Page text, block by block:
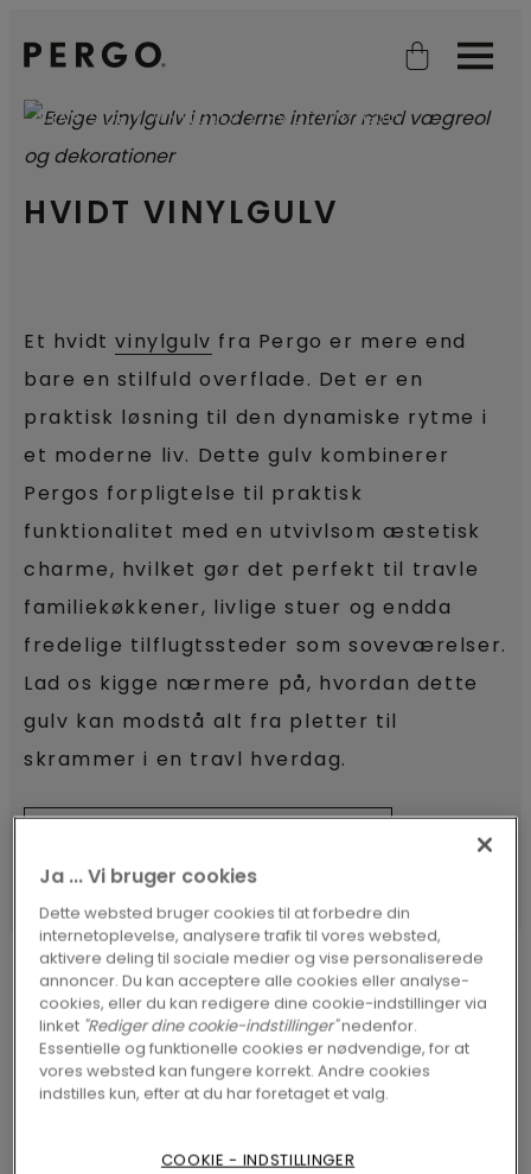
Open searchOpen
HVIDT VINYLGULV
STARTSIDE VINYLGULV HVIDT VINYLGULV
Et hvidtvinylgulv fra Pergo er mere end
bare en stilfuld overflade. Det er en
praktisk løsning til den dynamiske rytme i
et moderne liv. Dette gulv kombinerer
Pergos forpligtelse til praktisk
funktionalitet med en utvivlsom æstetisk
charme, hvilket gør det perfekt til travle
familiekøkkener, livlige stuer og endda
fredelige tilflugtssteder som soveværelser.
Lad os kigge nærmere på, hvordan dette
gulv kan modstå alt fra pletter til
skrammer i en travl hverdag.
HVIDT VINYLGULV FRA PERGO
Ja ... Vi bruger cookies
Dette websted bruger cookies til at forbedre din
internetoplevelse, analysere trafik til vores websted,
aktivere deling til sociale medier og vise personaliserede
annoncer. Du kan acceptere alle cookies eller analyse-
cookies, eller du kan redigere dine cookie-indstillinger via
linket "Rediger dine cookie-indstillinger"nedenfor.
Essentielle og funktionelle cookies er nødvendige, for at
vores websted kan fungere korrekt. Andre cookies
indstilles kun, efter at du har foretaget et valg.
COOKIE - INDSTILLINGER